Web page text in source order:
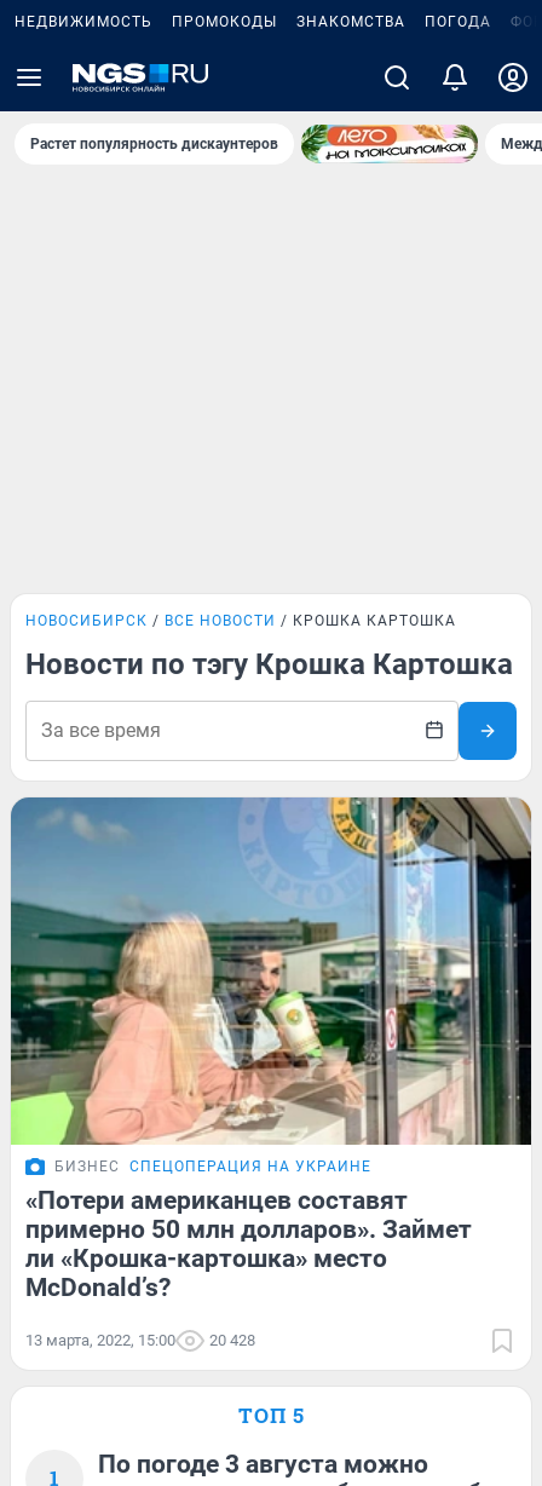
НЕДВИЖИМОСТЬ ПРОМОКОДЫ ЗНАКОМСТВА ПОГОДА
Растет популярность дискаунтеров
НОВОСИБИРСК ВСЕ НОВОСТИ КРОШКА КАРТОШКА
Новости по тэгу Крошка Картошка
БИЗНЕС СПЕЦОПЕРАЦИЯ НА УКРАИНЕ
«Потери американцев составят
примерно 50 млн долларов». Займет
ли «Крошка-картошка» место
McDonald’s?
13 марта, 2022, 15:00 20 428
ТОП 5
1
По погоде 3 августа можно